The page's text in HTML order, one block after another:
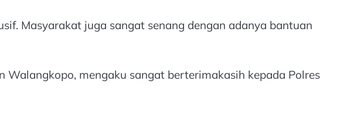
Masyarakat juga sangat senang dengan adanya bantuan
mengaku sangat berterimakasih kepada Polres